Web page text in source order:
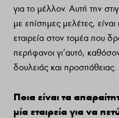
για το μέλλον. Αυτή την
με επίσημες μελέτες,
εταιρεία στον τομέα που
περήφανοι γι’αυτό,
δουλειάς και προσπάθειας.
Ποια είναι τα
μία εταιρεία για να